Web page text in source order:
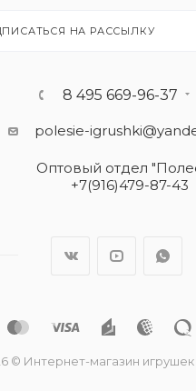
НА РАССЫЛКУ
8 495 669-96-37
polesie-
Оптовый отдел
+7(916)479-87-43
© Интернет-магазин